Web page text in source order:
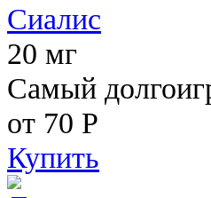
Сиалис
20 мг
Самый
от 70 Р
Купить